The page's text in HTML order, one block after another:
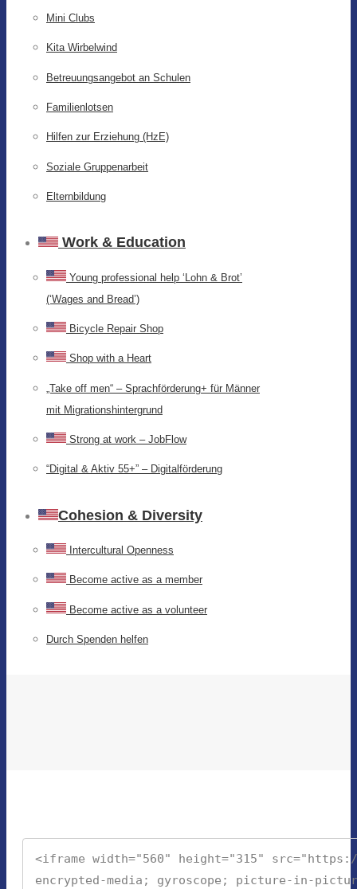
Mini Clubs
Kita Wirbelwind
Betreuungsangebot an Schulen
Familienlotsen
Hilfen zur Erziehung (HzE)
Soziale Gruppenarbeit
Elternbildung
Work & Education
Young professional help ‘Lohn & Brot’
(‘Wages and Bread’)
Bicycle Repair Shop
Shop with a Heart
„Take off men“ – Sprachförderung+ für Männer
mit Migrationshintergrund
Strong at work – JobFlow
“Digital & Aktiv 55+” – Digitalförderung
Cohesion & Diversity
Intercultural Openness
Become active as a member
Become active as a volunteer
Durch Spenden helfen
<iframe width="560" height="315" src="https://
encrypted-media; gyroscope; picture-in-